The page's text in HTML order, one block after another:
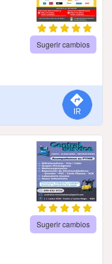
Sugerir cambios
Sugerir cambios